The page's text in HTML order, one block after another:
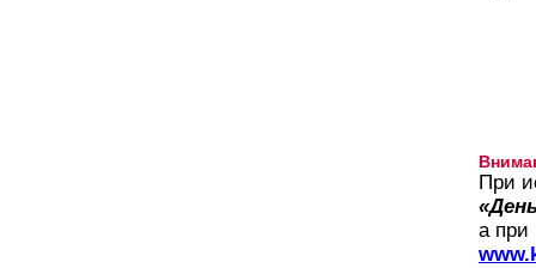
При
а при